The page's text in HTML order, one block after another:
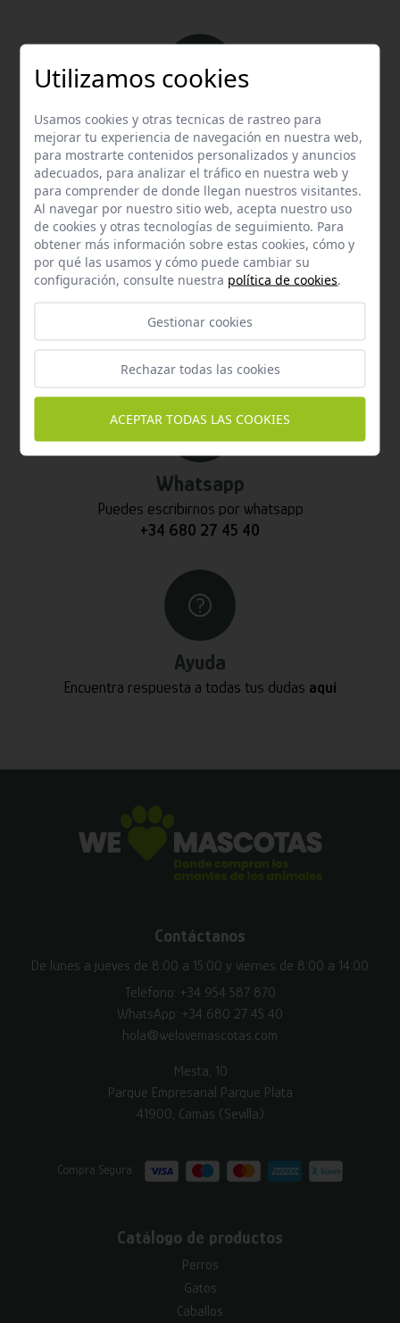
Email
Contacta con nosotros vía email
hola@welovemascotas.com
Contacta con nosotros a través del teléfono
Whatsapp
Puedes escribirnos por whatsapp
+34 680 27 45 40
Ayuda
Encuentra respuesta a todas tus dudas aquí
Contáctanos
De lunes a jueves de 8:00 a 15:00 y viernes de 8:00 a 14:00
Teléfono: +34 954 587 870
WhatsApp: +34 680 27 45 40
hola@welovemascotas.com
Mesta, 10
Parque Empresarial Parque Plata
41900, Camas (Sevilla)
Compra Segura:
Catálogo de productos
Perros
Gatos
Caballos
Utilizamos cookies
Usamos cookies y otras tecnicas de rastreo para
mejorar tu experiencia de navegación en nuestra web,
para mostrarte contenidos personalizados y anuncios
adecuados, para analizar el tráfico en nuestra web y
para comprender de donde llegan nuestros visitantes.
Al navegar por nuestro sitio web, acepta nuestro uso
de cookies y otras tecnologías de seguimiento. Para
obtener más información sobre estas cookies, cómo y
por qué las usamos y cómo puede cambiar su
configuración, consulte nuestra política de cookies.
Gestionar cookies
Rechazar todas las cookies
ACEPTAR TODAS LAS COOKIES